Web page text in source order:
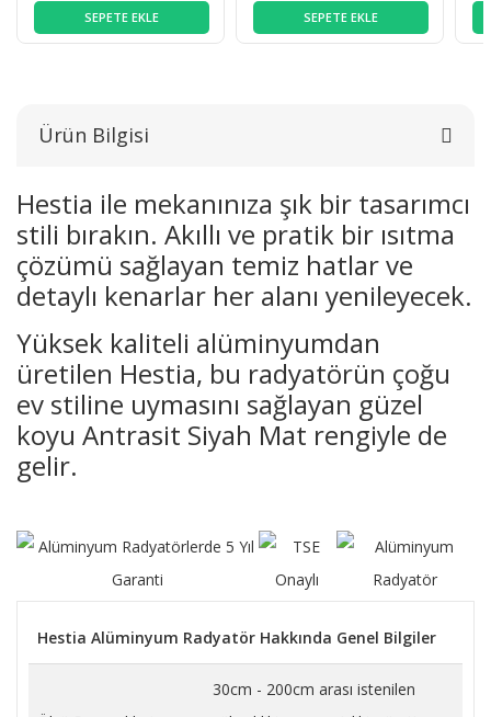
SEPETE EKLE SEPETE EKLE
Ürün Bilgisi
Hestia ile mekanınıza şık bir tasarımcı
stili bırakın. Akıllı ve pratik bir ısıtma
çözümü sağlayan temiz hatlar ve
detaylı kenarlar her alanı yenileyecek.
Yüksek kaliteli alüminyumdan
üretilen Hestia, bu radyatörün çoğu
ev stiline uymasını sağlayan güzel
koyu Antrasit Siyah Mat rengiyle de
gelir.
Hestia Alüminyum Radyatör Hakkında Genel Bilgiler
30cm - 200cm arası istenilen